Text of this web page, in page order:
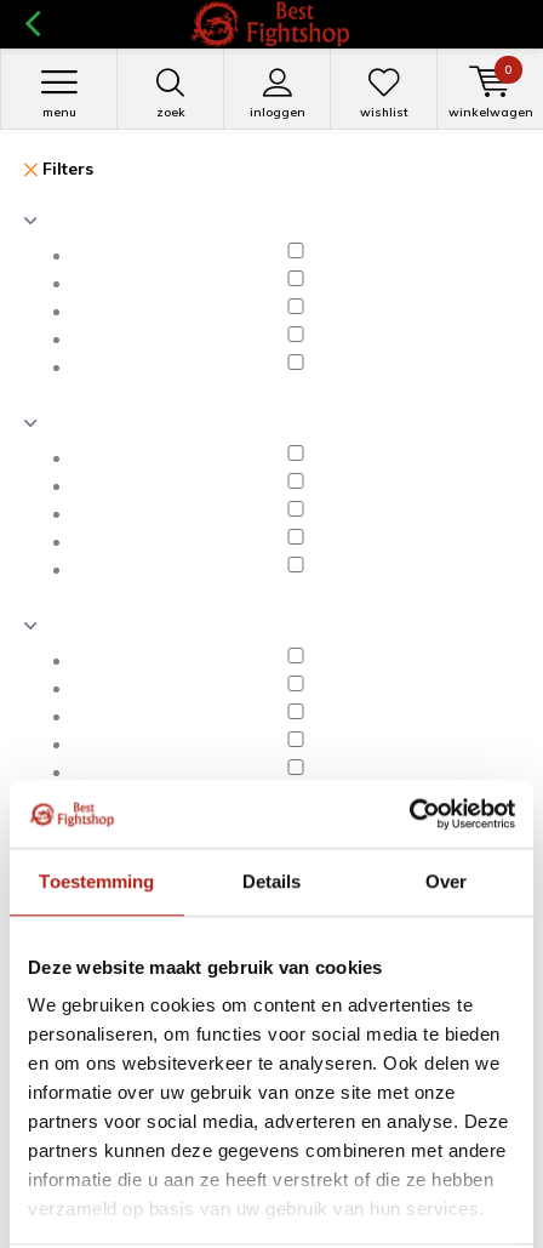
Toestemming Details Over
Deze website maakt gebruik van cookies
We gebruiken cookies om content en advertenties te
personaliseren, om functies voor social media te bieden
en om ons websiteverkeer te analyseren. Ook delen we
informatie over uw gebruik van onze site met onze
partners voor social media, adverteren en analyse. Deze
partners kunnen deze gegevens combineren met andere
informatie die u aan ze heeft verstrekt of die ze hebben
verzameld op basis van uw gebruik van hun services.
zoek inloggen
menu wishlist winkelwagen
0
Filters
Apply filters
Producten getagd met
Amateur Boxing Short
Blauw/Wit
Producten
Filter